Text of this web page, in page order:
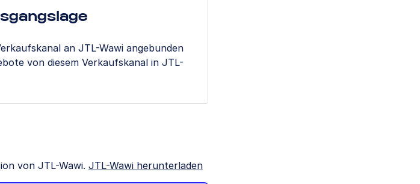
an JTL-Wawi angebunden
von diesem Verkaufskanal in JTL-
von JTL-Wawi. JTL-Wawi herunterladen